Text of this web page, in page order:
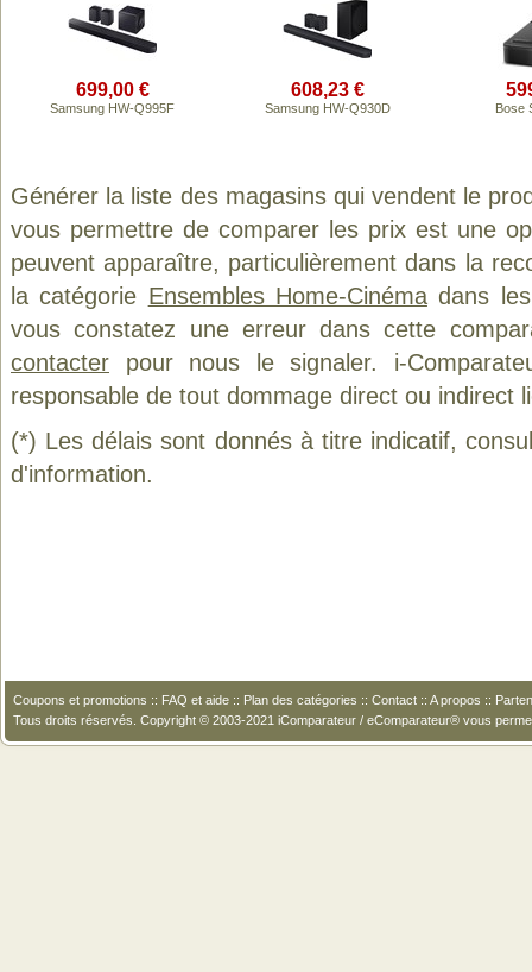
699,00 €
Samsung HW-Q995F
608,23 €
Samsung HW-Q930D Bose
Générer la liste des magasins qui vendent le
vous permettre de comparer les prix est une
peuvent apparaître, particulièrement dans la
la catégorie Ensembles Home-Cinémadans les
vous constatez une erreur dans cette
contacter pour nous le signaler. i-
responsable de tout dommage direct ou indirect
(*) Les délais sont donnés à titre indicatif,
d'information.
Coupons et promotions :: FAQ et aide :: Plan des catégories :: Contact :: A propos ::
Tous droits réservés. Copyright © 2003-2021 iComparateur / eComparateur® vous